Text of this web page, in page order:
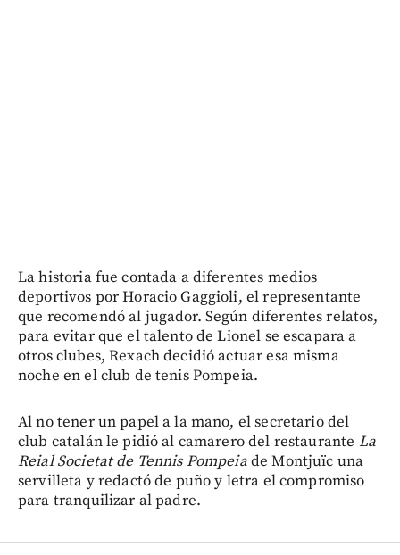
La historia fue contada a diferentes medios
deportivos por Horacio Gaggioli, el representante
que recomendó al jugador. Según diferentes relatos,
para evitar que el talento de Lionel se escapara a
otros clubes, Rexach decidió actuar esa misma
noche en el club de tenis Pompeia.
Al no tener un papel a la mano, el secretario del
club catalán le pidió al camarero del restaurante La
Reial Societat de Tennis Pompeiade Montjuïc una
servilleta y redactó de puño y letra el compromiso
para tranquilizar al padre.